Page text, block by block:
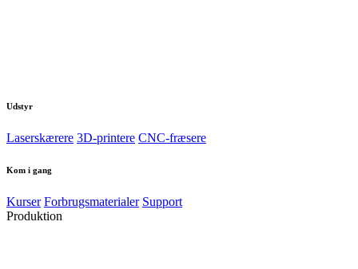
Udstyr
Laserskærere 3D-printere CNC-fræsere
Kom i gang
Kurser Forbrugsmaterialer Support
Produktion